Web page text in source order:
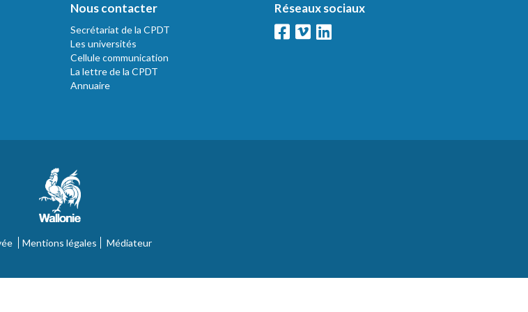
Nous contacter
Secrétariat de la CPDT
Les universités
Cellule communication
La lettre de la CPDT
Annuaire
Réseaux sociaux
Mentions légales Médiateur